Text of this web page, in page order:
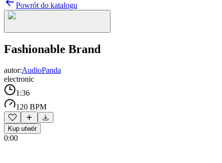
Powrót do katalogu
Fashionable Brand
autor:AudioPanda
electronic
1:36
120 BPM
Kup utwór
0:00